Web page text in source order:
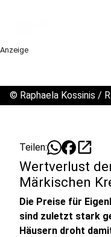
Anzeige
© Raphaela Kossinis /
Teilen: open_in_new
Wertverlust
Märkischen
Die Preise für
sind zuletzt stark
Häusern droht